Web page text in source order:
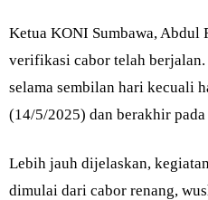
Ketua KONI Sumbawa, Abdul
verifikasi cabor telah
selama sembilan hari kecuali
(14/5/2025) dan berakhir
Lebih jauh dijelaskan,
dimulai dari cabor renang,